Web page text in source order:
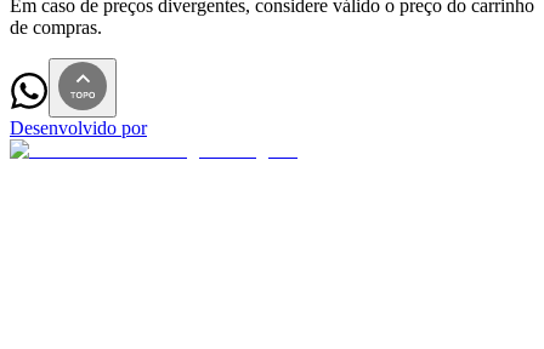
Em caso de preços divergentes, considere válido o preço do carrinho
de compras.
Desenvolvido por